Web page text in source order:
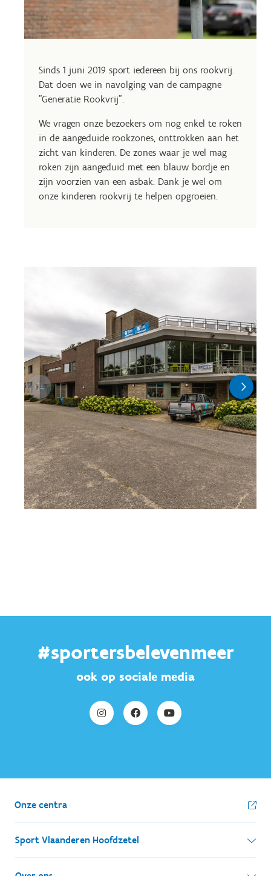
Sinds 1 juni 2019 sport iedereen bij ons rookvrij.
Dat doen we in navolging van de campagne
"Generatie Rookvrij".
We vragen onze bezoekers om nog enkel te roken
in de aangeduide rookzones, onttrokken aan het
zicht van kinderen. De zones waar je wel mag
roken zijn aangeduid met een blauw bordje en
zijn voorzien van een asbak. Dank je wel om
onze kinderen rookvrij te helpen opgroeien.
#sportersbelevenmeer
ook op sociale media
Onze centra
Sport Vlaanderen Hoofdzetel
Simon Bolivarlaan 17